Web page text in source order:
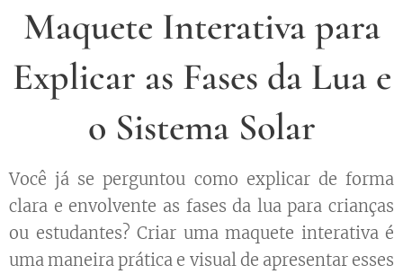
Maquete Interativa para
Explicar as Fases da Lua e
o Sistema Solar
Você já se perguntou como explicar de forma
clara e envolvente as fases da lua para crianças
ou estudantes? Criar uma maquete interativa é
uma maneira prática e visual de apresentar esses